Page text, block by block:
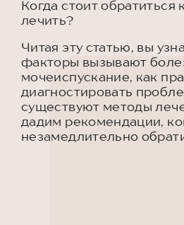
Когда стоит обратиться
лечить?
Читая эту статью, вы
факторы вызывают
мочеиспускание, как
диагностировать
существуют методы
дадим рекомендации,
незамедлительно